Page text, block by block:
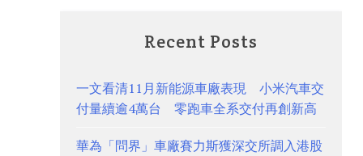
Recent Posts
一文看清11月新能源車廠表現 小米汽車交
付量續逾4萬台 零跑車全系交付再創新高
華為「問界」車廠賽力斯獲深交所調入港股